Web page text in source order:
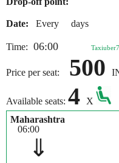
Date: Every days
Time: 06:00
Price per seat: 500
Available seats: 4
X
Maharashtra
06:00
⇓